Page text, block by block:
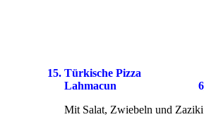
15. Türkische Pizza
Lahmacun
Mit Salat, Zwiebeln und Zaziki